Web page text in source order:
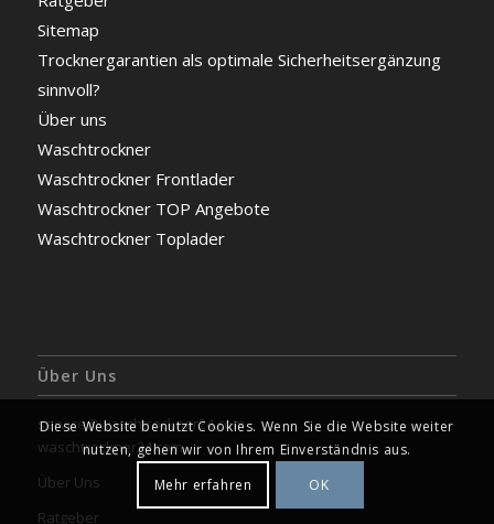
Sitemap
Trocknergarantien als optimale Sicherheitsergänzung
sinnvoll?
Über uns
Waschtrockner
Waschtrockner Frontlader
Waschtrockner TOP Angebote
Waschtrockner Toplader
Über Uns
service@waschtrockner24.com
waschtrockner24.com
Über Uns
Ratgeber
Diese Website benutzt Cookies. Wenn Sie die Website weiter
nutzen, gehen wir von Ihrem Einverständnis aus.
Mehr erfahren
OK